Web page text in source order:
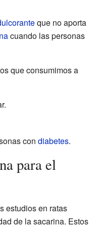
que no aporta
cuando las personas
que consumimos a
con diabetes.
para el
estudios en ratas
de la sacarina. Estos